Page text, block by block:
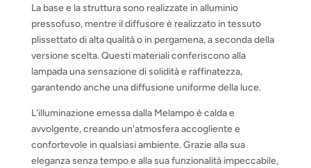
La base e la struttura sono realizzate in alluminio
pressofuso, mentre il diffusore è realizzato in tessuto
plissettato di alta qualità o in pergamena, a seconda della
versione scelta. Questi materiali conferiscono alla
lampada una sensazione di solidità e raffinatezza,
garantendo anche una diffusione uniforme della luce.
L'illuminazione emessa dalla Melampo è calda e
avvolgente, creando un'atmosfera accogliente e
confortevole in qualsiasi ambiente. Grazie alla sua
eleganza senza tempo e alla sua funzionalità impeccabile,